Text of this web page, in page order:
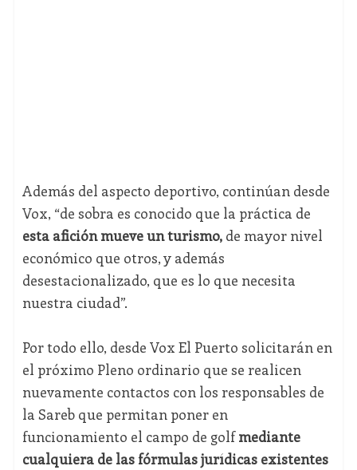
Además del aspecto deportivo, continúan desde
Vox, “de sobra es conocido que la práctica de
esta afición mueve un turismo,de mayor nivel
económico que otros, y además
desestacionalizado, que es lo que necesita
nuestra ciudad”.
Por todo ello, desde Vox El Puerto solicitarán en
el próximo Pleno ordinario que se realicen
nuevamente contactos con los responsables de
la Sareb que permitan poner en
funcionamiento el campo de golfmediante
cualquiera de las fórmulas jurídicas existentes